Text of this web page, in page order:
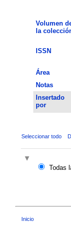
Volumen
la
ISSN
Área
Notas
Insertado
por
Seleccionar todo
Todas
Inicio